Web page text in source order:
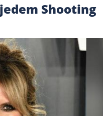
Shooting